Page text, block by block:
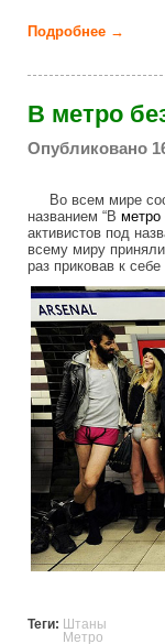
Подробнее →
В метро
Опубликовано
Во всем мире
названием “В метро
активистов под
всему миру
раз приковав к
Теги: Штаны
Метро